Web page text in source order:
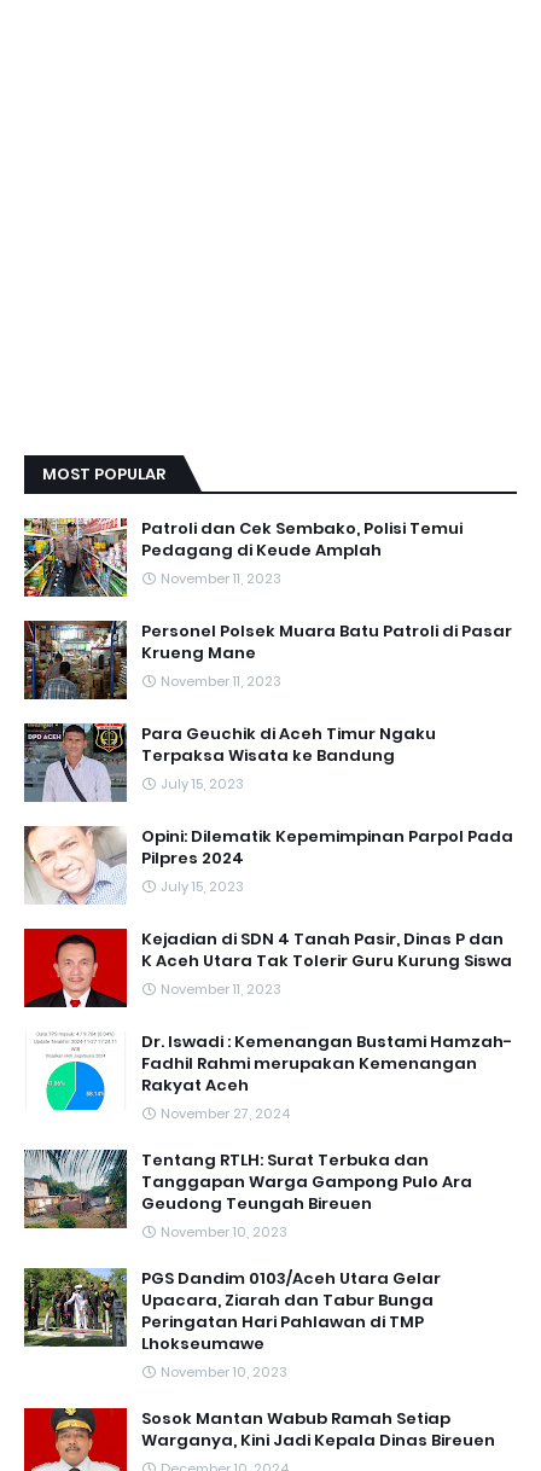
MOST POPULAR
Patroli dan Cek Sembako, Polisi Temui
Pedagang di Keude Amplah
November 11, 2023
Personel Polsek Muara Batu Patroli di Pasar
Krueng Mane
November 11, 2023
Para Geuchik di Aceh Timur Ngaku
Terpaksa Wisata ke Bandung
July 15, 2023
Opini: Dilematik Kepemimpinan Parpol Pada
Pilpres 2024
July 15, 2023
Kejadian di SDN 4 Tanah Pasir, Dinas P dan
K Aceh Utara Tak Tolerir Guru Kurung Siswa
November 11, 2023
Dr. Iswadi : Kemenangan Bustami Hamzah-
Fadhil Rahmi merupakan Kemenangan
Rakyat Aceh
November 27, 2024
Tentang RTLH: Surat Terbuka dan
Tanggapan Warga Gampong Pulo Ara
Geudong Teungah Bireuen
November 10, 2023
PGS Dandim 0103/Aceh Utara Gelar
Upacara, Ziarah dan Tabur Bunga
Peringatan Hari Pahlawan di TMP
Lhokseumawe
November 10, 2023
Sosok Mantan Wabub Ramah Setiap
Warganya, Kini Jadi Kepala Dinas Bireuen